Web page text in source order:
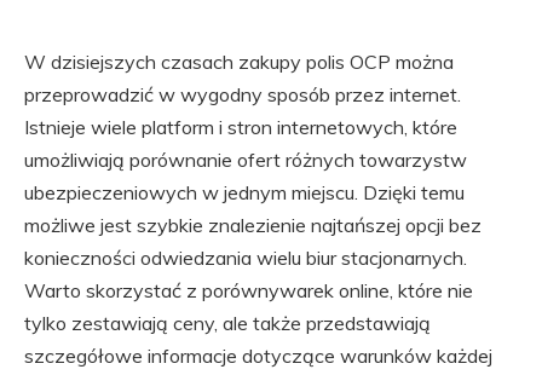
W dzisiejszych czasach zakupy polis OCP można
przeprowadzić w wygodny sposób przez internet.
Istnieje wiele platform i stron internetowych, które
umożliwiają porównanie ofert różnych towarzystw
ubezpieczeniowych w jednym miejscu. Dzięki temu
możliwe jest szybkie znalezienie najtańszej opcji bez
konieczności odwiedzania wielu biur stacjonarnych.
Warto skorzystać z porównywarek online, które nie
tylko zestawiają ceny, ale także przedstawiają
szczegółowe informacje dotyczące warunków każdej